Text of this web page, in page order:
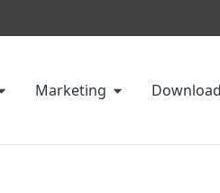
Marketing